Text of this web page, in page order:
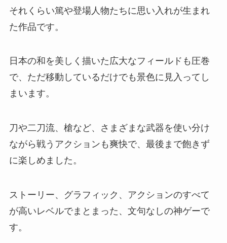
それくらい篤や登場人物たちに思い入れが生まれ
た作品です。
日本の和を美しく描いた広大なフィールドも圧巻
で、ただ移動しているだけでも景色に見入ってし
まいます。
刀や二刀流、槍など、さまざまな武器を使い分け
ながら戦うアクションも爽快で、最後まで飽きず
に楽しめました。
ストーリー、グラフィック、アクションのすべて
が高いレベルでまとまった、文句なしの神ゲーで
す。